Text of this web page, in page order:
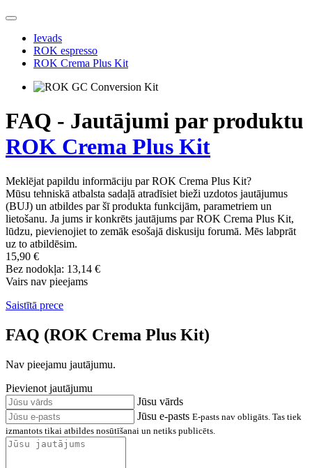
Ievads
ROK espresso
ROK Crema Plus Kit
FAQ - Jautājumi par produktu
ROK Crema Plus Kit
Meklējat papildu informāciju par ROK Crema Plus Kit?
Mūsu tehniskā atbalsta sadaļā atradīsiet bieži uzdotos jautājumus
(BUJ) un atbildes par šī produkta funkcijām, parametriem un
lietošanu. Ja jums ir konkrēts jautājums par ROK Crema Plus Kit,
lūdzu, pievienojiet to zemāk esošajā diskusiju forumā. Mēs labprāt
uz to atbildēsim.
15,90 €
Bez nodokļa: 13,14 €
Vairs nav pieejams
Saistītā prece
FAQ (ROK Crema Plus Kit)
Nav pieejamu jautājumu.
Pievienot jautājumu
Jūsu vārds
Jūsu e-pasts E-pasts nav obligāts. Tas tiek
izmantots tikai atbildes nosūtīšanai un netiks publicēts.